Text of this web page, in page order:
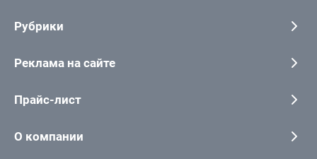
Рубрики
Реклама на сайте
Прайс-лист
О компании